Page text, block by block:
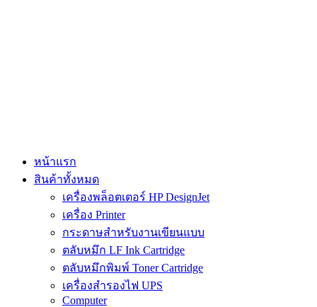
หน้าแรก
สินค้าทั้งหมด
เครื่องพล็อตเตอร์ HP DesignJet
เครื่อง Printer
กระดาษสำหรับงานเขียนแบบ
ตลับหมึก LF Ink Cartridge
ตลับหมึกพิมพ์ Toner Cartridge
เครื่องสำรองไฟ UPS
Computer